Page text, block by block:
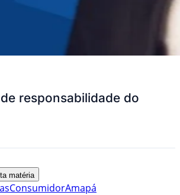
responsabilidade do
matéria
ConsumidorAmapá